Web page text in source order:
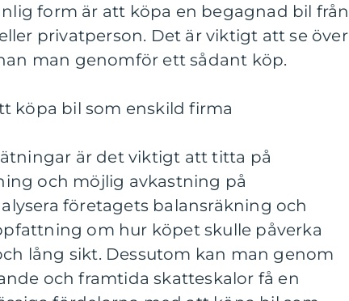
form är att köpa en begagnad bil från
privatperson. Det är viktigt att se över
man genomför ett sådant köp.
köpa bil som enskild firma
är det viktigt att titta på
och möjlig avkastning på
företagets balansräkning och
om hur köpet skulle påverka
lång sikt. Dessutom kan man genom
och framtida skatteskalor få en